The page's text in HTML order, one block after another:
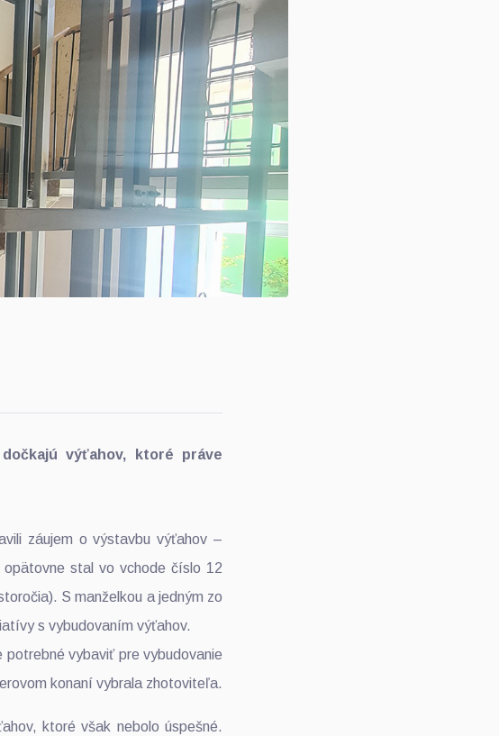
výťahov, ktoré práve
záujem o výstavbu výťahov –
stal vo vchode číslo 12
S manželkou a jedným zo
s vybudovaním výťahov.
vybaviť pre vybudovanie
konaní vybrala zhotoviteľa.
ktoré však nebolo úspešné.